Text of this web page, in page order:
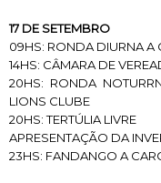
17 DE SETEMBRO
09HS: RONDA DIURNA A
14HS: CÂMARA DE
20HS: RONDA
LIONS CLUBE
20HS: TERTÚLIA LIVRE
APRESENTAÇÃO DA
23HS: FANDANGO A